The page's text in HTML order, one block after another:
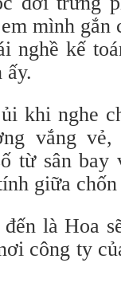
mình
nghề kế
ấy.
khi nghe
vắng
từ sân bay
giữa
là Hoa
công ty